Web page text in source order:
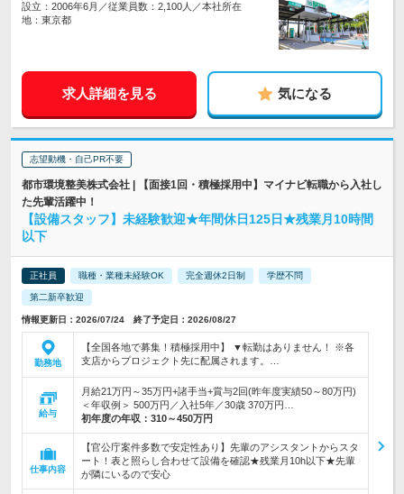
設立：2006年6月／従業員数：2,100人／本社所在
地：東京都
求人詳細を見る 気になる
志望動機・自己PR不要
都市環境整美株式会社 | 【面接1回・積極採用中】マイナビ転職から入社し
た先輩活躍中！
【設備スタッフ】未経験歓迎★年間休日125日★残業月10時間
以下
正社員 職種・業種未経験OK 完全週休2日制 学歴不問
第二新卒歓迎
情報更新日：2026/07/24 終了予定日：2026/08/27
勤務地
【全国各地で募集！積極採用中】 ▼転勤はありません！ ※各
支店からプロジェクト先に配属されます。…
給与
月給21万円～35万円+諸手当+賞与2回(昨年度実績50～80万円)
＜年収例＞ 500万円／入社5年／30歳 370万円…
初年度の年収： 310～450万円
仕事内容
【官公庁案件多数で安定性あり】先輩のアシスタントからスタ
ート！表と照らし合わせて設備を確認★残業月10h以下★先輩
が隣にいるので安心